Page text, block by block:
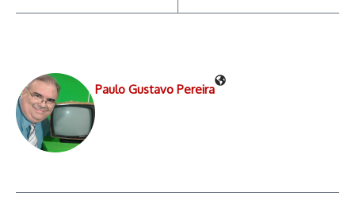
Paulo Gustavo Pereira